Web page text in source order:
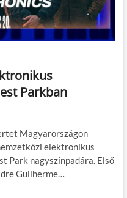
Parkban
Magyarországon
elektronikus
Park nagyszínpadára. Első
Guilherme…